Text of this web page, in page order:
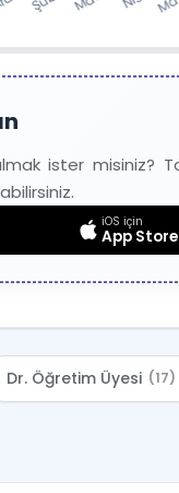
İlanlar
İlan
5
3
ister misiniz?
iOS için
App Store
Dr. Öğretim Üyesi (17)